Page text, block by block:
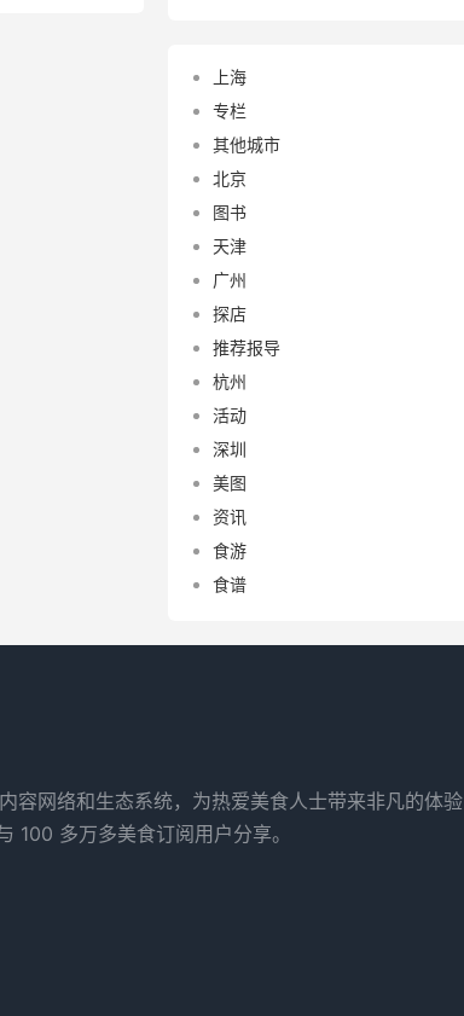
上海
专栏
其他城市
北京
图书
天津
广州
探店
推荐报导
杭州
活动
深圳
美图
资讯
食游
食谱
容网络和生态系统，为热爱美食人士带来非凡的体验
100 多万多美食订阅用户分享。